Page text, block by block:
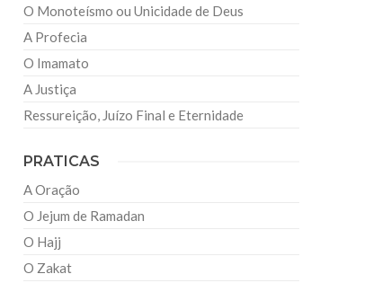
O Monoteísmo ou Unicidade de Deus
A Profecia
O Imamato
A Justiça
Ressureição, Juízo Final e Eternidade
PRATICAS
A Oração
O Jejum de Ramadan
O Hajj
O Zakat